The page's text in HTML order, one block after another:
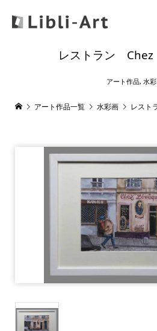
レストラン
アート作品, 水
アート作品一覧 水彩画 レス